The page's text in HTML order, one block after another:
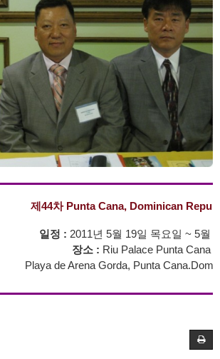
제44차 Punta Cana, Dominican
일정 : 2011년 5월 19일 목요일 ~ 5월
장소 : Riu Palace Punta Cana
Playa de Arena Gorda, Punta